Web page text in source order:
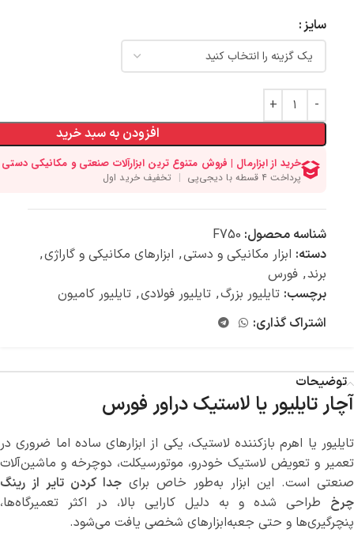
سایز
افزودن به سبد خرید
شناسه محصول: F750
دسته: ابزار مکانیکی و دستی, ابزارهای مکانیکی و گاراژی,
برند, فورس
برچسب: تایلیور بزرگ, تایلیور فولادی, تایلیور کامیون
اشتراک گذاری:
توضیحات
آچار تایلیور یا لاستیک دراور فورس
تایلیور یا اهرم بازکننده لاستیک، یکی از ابزارهای ساده اما ضروری در
تعمیر و تعویض لاستیک‌ خودرو، موتورسیکلت، دوچرخه و ماشین‌آلات
صنعتی است. این ابزار به‌طور خاص برای جدا کردن تایر از رینگ
چرخ طراحی شده و به دلیل کارایی بالا، در اکثر تعمیرگاه‌ها،
پنچرگیری‌ها و حتی جعبه‌ابزارهای شخصی یافت می‌شود.